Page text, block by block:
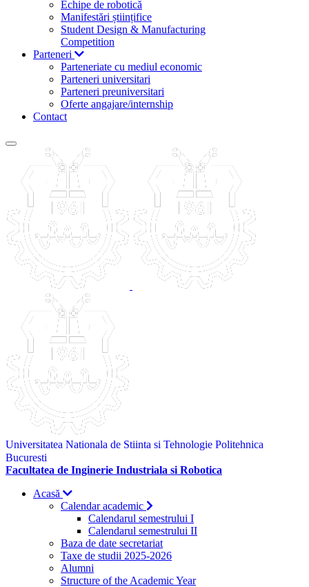
Echipe de robotică
Manifestări științifice
Student Design & Manufacturing
Competition
Parteneri
Parteneriate cu mediul economic
Parteneri universitari
Parteneri preuniversitari
Oferte angajare/internship
Contact
Universitatea Nationala de Stiinta si Tehnologie Politehnica
Bucuresti
Facultatea de Inginerie Industriala si Robotica
Acasă
Calendar academic
Calendarul semestrului I
Calendarul semestrului II
Baza de date secretariat
Taxe de studii 2025-2026
Alumni
Structure of the Academic Year